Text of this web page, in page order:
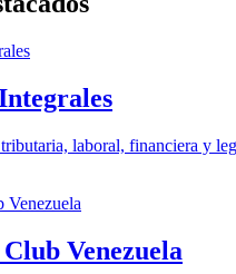
laboral, financiera y
Venezuela